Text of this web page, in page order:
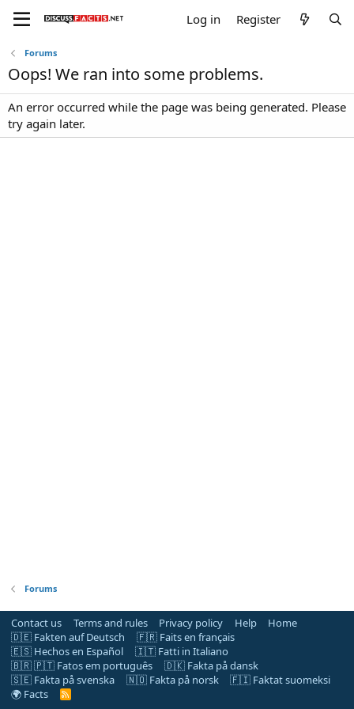
Log in Register
Forums
Oops! We ran into some problems.
An error occurred while the page was being generated. Please
try again later.
Forums
Contact us Terms and rules Privacy policy Help
Home
🇩🇪 Fakten auf Deutsch
🇫🇷 Faits en français
🇪🇸 Hechos en Español
🇮🇹 Fatti in Italiano
🇧🇷 🇵🇹 Fatos em português
🇩🇰 Fakta på dansk
🇸🇪 Fakta på svenska
🇳🇴 Fakta på norsk
🇫🇮 Faktat suomeksi
🌍 Facts
R